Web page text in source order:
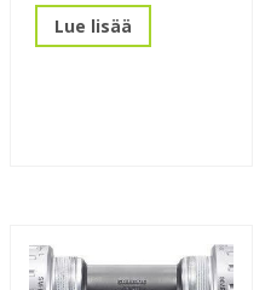
Lue lisää